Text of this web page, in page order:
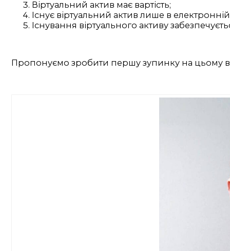
Віртуальний актив має вартість;
Існує віртуальний актив лише в
Існування віртуального активу
Пропонуємо зробити першу зупинку на цьому